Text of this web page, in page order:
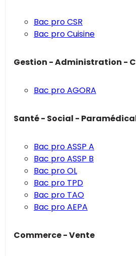
Bac pro CSR
Bac pro Cuisine
Gestion - Administration -
Bac pro AGORA
Santé - Social -
Bac pro ASSP A
Bac pro ASSP B
Bac pro OL
Bac pro TPD
Bac pro TAO
Bac pro AEPA
Commerce - Vente